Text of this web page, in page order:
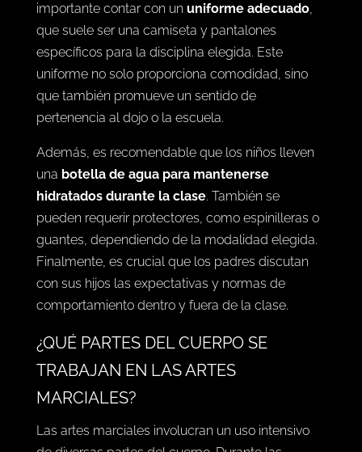
importante contar con un uniforme adecuado,
que suele ser una camiseta y pantalones
específicos para la disciplina elegida. Este
uniforme no solo proporciona comodidad, sino
que también promueve un sentido de
pertenencia al dojo o la escuela.
Además, es recomendable que los niños lleven
una botella de agua para mantenerse
hidratados durante la clase. También se
pueden requerir protectores, como espinilleras o
guantes, dependiendo de la modalidad elegida.
Finalmente, es crucial que los padres discutan
con sus hijos las expectativas y normas de
comportamiento dentro y fuera de la clase.
¿QUÉ PARTES DEL CUERPO SE
TRABAJAN EN LAS ARTES
MARCIALES?
Las artes marciales involucran un uso intensivo